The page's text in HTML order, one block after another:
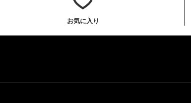
お気に入り